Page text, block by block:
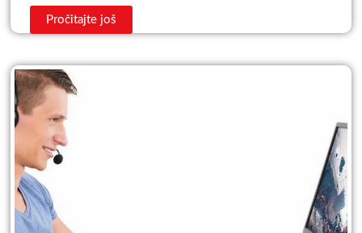
Pročitajte još